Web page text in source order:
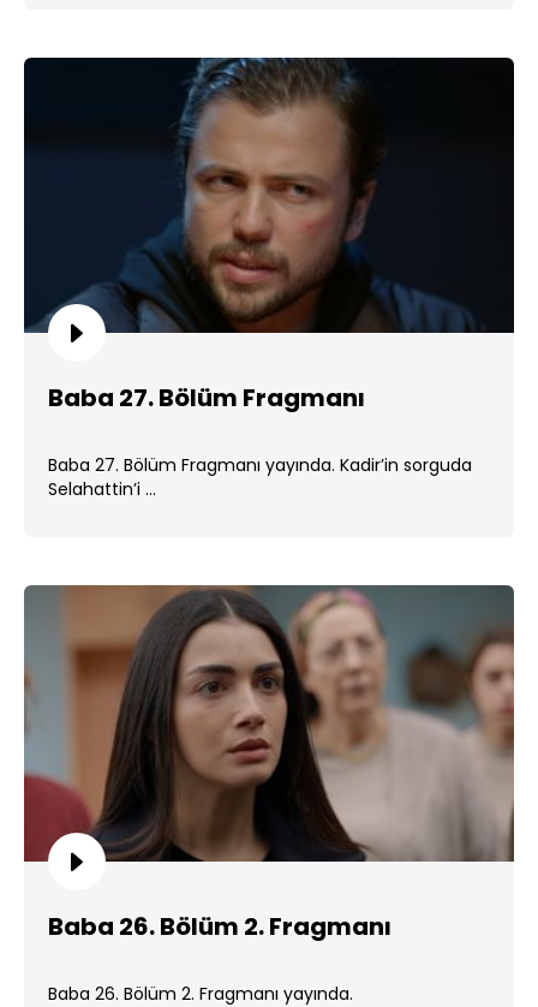
Baba 27. Bölüm Fragmanı
Baba 27. Bölüm Fragmanı yayında. Kadir’in sorguda
Selahattin’i ...
Baba 26. Bölüm 2. Fragmanı
Baba 26. Bölüm 2. Fragmanı yayında.